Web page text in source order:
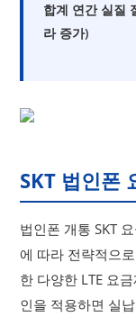
합계 연간 실질
라 증가)
SKT 법인폰
법인폰 개통 SKT
에 따라 전략적으
한 다양한 LTE 요
인을 적용하면 실